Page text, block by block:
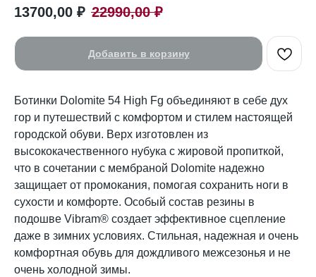
13700,00 ₽ 22990,00 ₽
Добавить в корзину
Ботинки Dolomite 54 High Fg объединяют в себе дух
гор и путешествий с комфортом и стилем настоящей
городской обуви. Верх изготовлен из
высококачественного нубука с жировой пропиткой,
что в сочетании с мембраной Dolomite надежно
защищает от промокания, помогая сохранить ноги в
сухости и комфорте. Особый состав резины в
подошве Vibram® создает эффективное сцепление
даже в зимних условиях. Стильная, надежная и очень
комфортная обувь для дождливого межсезонья и не
очень холодной зимы.